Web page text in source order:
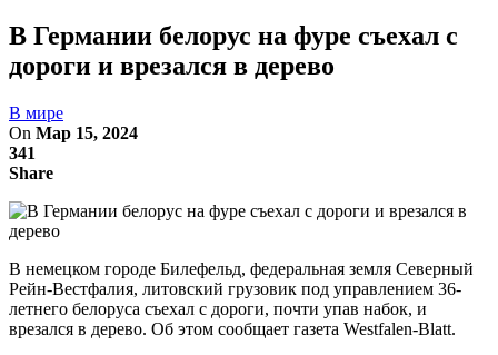
В Германии белорус на фуре съехал с
дороги и врезался в дерево
В мире
On Мар 15, 2024
341
Share
В немецком городе Билефельд, федеральная земля Северный
Рейн-Вестфалия, литовский грузовик под управлением 36-
летнего белоруса съехал с дороги, почти упав набок, и
врезался в дерево. Об этом сообщает газета Westfalen-Blatt.